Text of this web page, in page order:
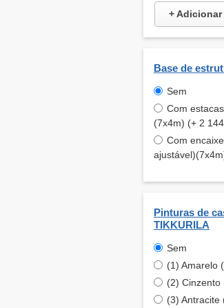
+ Adicionar
Base de
Sem
Com
(7x4m) (+ 2
Com
Pinturas de
TIKKURILA
Sem
(1) Amarelo
(2) Cinzento
(3) Antracite